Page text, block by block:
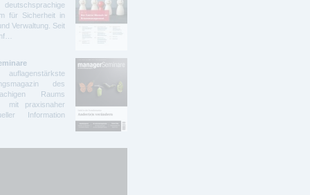
für Sicherheit in
Verwaltung. Seit
des
Raums
mit praxisnaher
Information